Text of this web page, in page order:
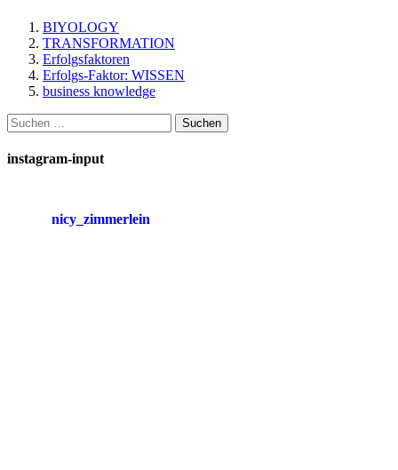
BIYOLOGY
TRANSFORMATION
Erfolgsfaktoren
Erfolgs-Faktor: WISSEN
business knowledge
Suchen
nach:
instagram-input
nicy_zimmerlein